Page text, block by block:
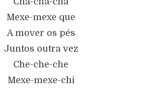
Mexe-mexe que
A mover os pés
Juntos outra vez
Che-che-che
Mexe-mexe-chi